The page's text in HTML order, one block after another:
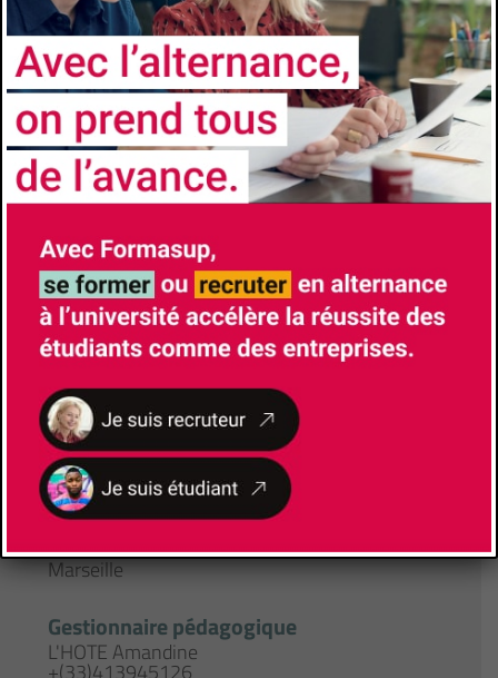
Université
Aix-Marseille Université
Faculté des Sciences
Site de la formation
Brochure de la formation
Responsable de Formation
BOYER Gérard
gerard.boyer@univ-amu.fr
Lieu de formation
52, Avenue Escadrille Normandie Niemen
13013
Marseille
Gestionnaire pédagogique
L'HOTE Amandine
+(33)413945126